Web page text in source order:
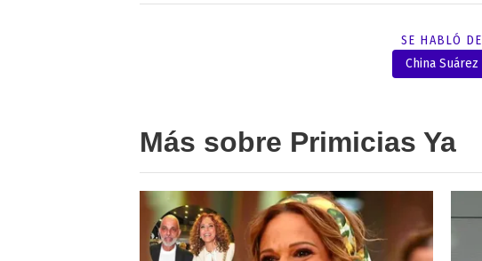
SE HABLÓ DE
China Suárez
Más sobre Primicias Ya